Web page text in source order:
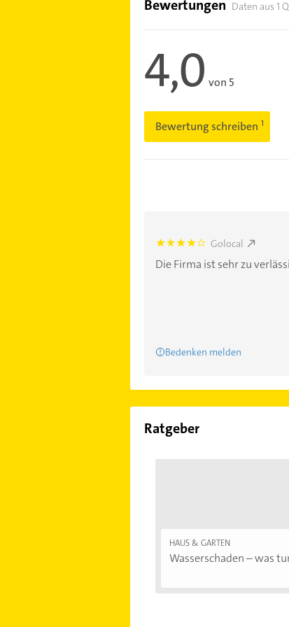
Bewertungen Daten aus 1
4,0 von 5
Bewertung schreiben
4.0 Golocal
Die Firma ist sehr zu
Bedenken melden
Ratgeber
HAUS & GARTEN
Wasserschaden – was